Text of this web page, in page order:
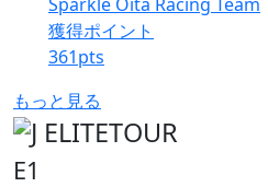
獲得ポイント
361pts
もっと見る
E1